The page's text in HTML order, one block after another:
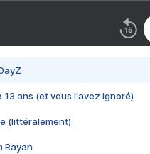
13 ans (et vous l'avez ignoré)
(littéralement)
Rayan